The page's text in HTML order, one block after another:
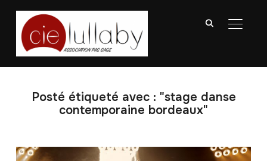
Posté étiqueté avec : "stage danse
contemporaine bordeaux"